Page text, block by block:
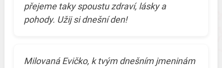
přejeme taky spoustu zdraví, lásky a
pohody. Užij si dnešní den!
Milovaná Evičko, k tvým dnešním jmeninám